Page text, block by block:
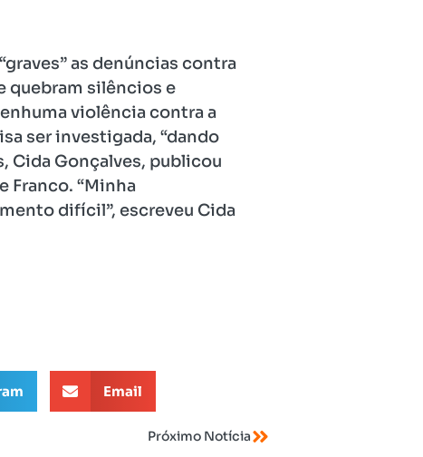
as denúncias contra
quebram silêncios e
violência contra a
ser investigada, “dando
Cida Gonçalves, publicou
Franco. “Minha
difícil”, escreveu Cida
Email
Próximo Notícia